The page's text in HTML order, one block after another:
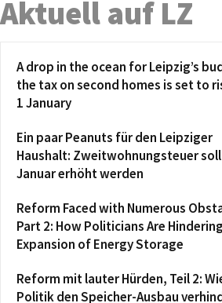
Aktuell auf LZ
A drop in the ocean for Leipzig’s
the tax on second homes is set to
1 January
Ein paar Peanuts für den Leipziger
Haushalt: Zweitwohnungsteuer soll
Januar erhöht werden
Reform Faced with Numerous
Part 2: How Politicians Are
Expansion of Energy Storage
Reform mit lauter Hürden, Teil 2:
Politik den Speicher-Ausbau